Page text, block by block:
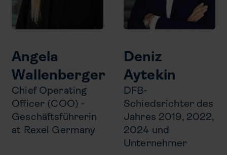
Angela​​​​
Wallenberger
Chief Operating
Officer (COO) -
Geschäftsführerin
at Rexel Germany
Deniz
Aytekin
DFB-
Schiedsrichter des
Jahres 2019, 2022,
2024 und
Unternehmer